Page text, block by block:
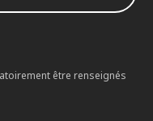
être renseignés